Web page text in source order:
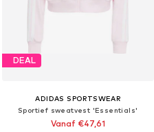
DEAL
ADIDAS SPORTSWEAR
Sportief sweatvest 'Essentials'
Vanaf €47,61